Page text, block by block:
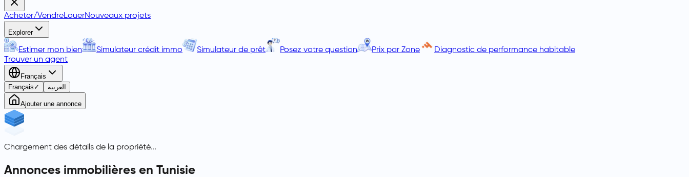
Acheter/VendreLouerNouveaux projets
Explorer
Estimer mon bien Simulateur crédit immo Simulateur de prêt Posez votre question Prix par Zone
Diagnostic de performance habitable
Trouver un agent
Français
Français ✓ العربية
Ajouter une annonce
Chargement des détails de la propriété...
Annonces immobilières en Tunisie